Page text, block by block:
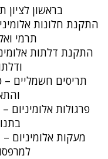
בראשון לציון
התקנת חלונות
תרמי
התקנת דלתות
תריסים חשמליים
פרגולות
מעקות אלומיניום